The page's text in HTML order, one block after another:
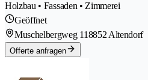
Holzbau • Fassaden • Zimmerei
Geöffnet
Muschelbergweg 118852 Altendorf
Offerte anfragen